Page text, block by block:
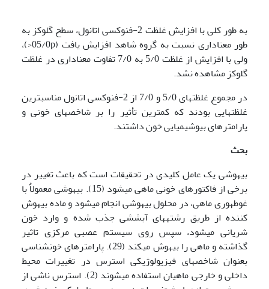
به طور کلی با افزایش غلظت ­2-فنوکسی اتانول، سطح گلوکز به
طور معناداری نسبت به گروه شاهد افزایش یافت (05/0p<)،
ولی با افزایش از غلظت
5/0 به 7/0 تفاوت معناداری در غلظت
گلوکز مشاهده نشد.
در مجموع غلظت­های 5/0 و 7/0 از 2-فنوکسی اتانول مناسب­ترین
غلظت­هایی بودند که کمترین تأثیر را بر شاخص­های خونی و
پارامترهای بیوشیمیایی خون داشتند.
بحث
بیهوشی یک عامل کلیدی در تحقیقات است که باعث تغییر در
برخی از فاکتور­های خونی ماهی می­شود (15). بیهوشی معمولاٌ با
غوطه­وری ماهی، در محلول بیهوشی انجام می­شود و ماده بیهوش
کننده از طریق رشته­های آبششی جذب شده و وارد خون
شریانی می­شود، سپس روی سیستم عصبی مرکزی تاثیر
گذاشته و ماهی را بیهوش می­کند (29). پارامترهای خون­شناسی
بعنوان شاخص­های فیزیولوژیکی استرس در تغییرات محیط
داخلی و خارجی ماهیان استفاده می­شوند (2). استرس ناشی از